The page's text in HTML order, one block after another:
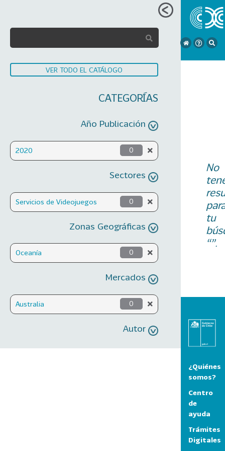
VER TODO EL CATÁLOGO
CATEGORÍAS
Año Publicación
2020 0
Sectores
Servicios de Videojuegos 0
Zonas Geográficas
Oceanía 0
Mercados
Australia 0
Autor
No
tu
“”.
¿Quiénes
somos?
Centro
de
ayuda
Trámites
Digitales